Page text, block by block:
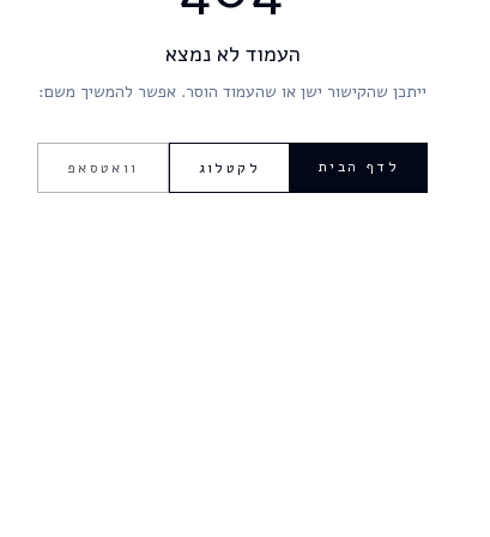
העמוד לא נמצא
ייתכן שהקישור ישן או שהעמוד הוסר. אפשר להמשיך משם:
לדף הבית לקטלוג וואטסאפ